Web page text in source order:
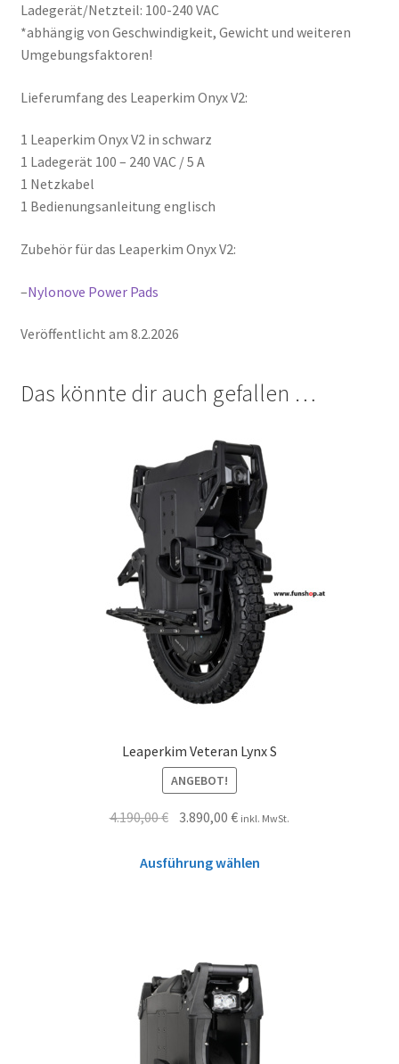
Ladegerät/Netzteil: 100-240 VAC
*abhängig von Geschwindigkeit, Gewicht und weiteren
Umgebungsfaktoren!
Lieferumfang des Leaperkim Onyx V2:
1 Leaperkim Onyx V2 in schwarz
1 Ladegerät 100 – 240 VAC / 5 A
1 Netzkabel
1 Bedienungsanleitung englisch
Zubehör für das Leaperkim Onyx V2:
–Nylonove Power Pads
Veröffentlicht am 8.2.2026
Das könnte dir auch gefallen …
Leaperkim Veteran Lynx S
ANGEBOT!
4.190,00€ 3.890,00€ inkl. MwSt.
Ausführung wählen